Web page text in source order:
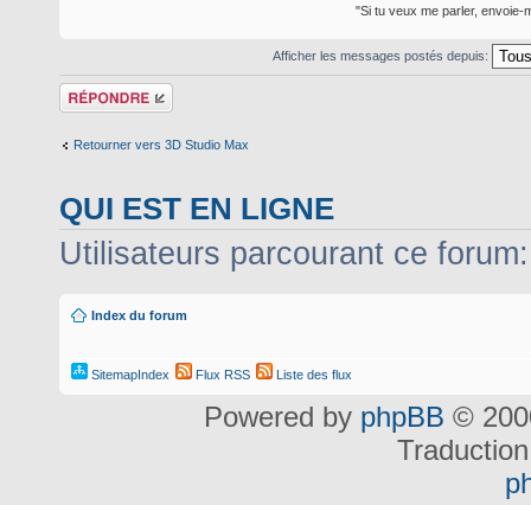
"Si tu veux me parler, envoie-
Afficher les messages postés depuis:
Répondre
Retourner vers 3D Studio Max
QUI EST EN LIGNE
Utilisateurs parcourant ce
Index du forum
SitemapIndex Flux RSS Liste des flux
Powered by phpBB ©